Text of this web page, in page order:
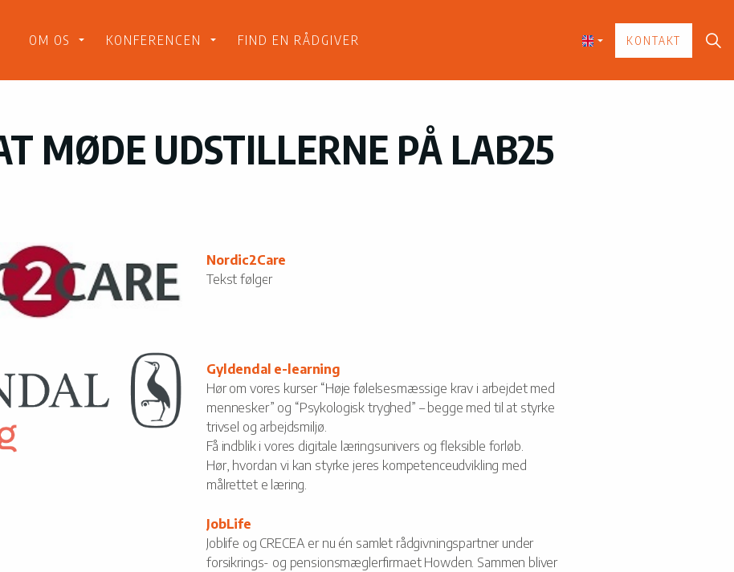
OM OS
KONFERENCEN FIND EN RÅDGIVER KONTAKT
MØDE UDSTILLERNE PÅ LAB25
Nordic2Care
Tekst følger
Gyldendal e-learning
Hør om vores kurser “Høje følelsesmæssige krav i arbejdet med
mennesker” og “Psykologisk tryghed” – begge med til at styrke
trivsel og arbejdsmiljø.
Få indblik i vores digitale læringsunivers og fleksible forløb.
Hør, hvordan vi kan styrke jeres kompetenceudvikling med
målrettet e læring.
JobLife
Joblife og CRECEA er nu én samlet rådgivningspartner under
forsikrings- og pensionsmæglerfirmaet Howden. Sammen bliver